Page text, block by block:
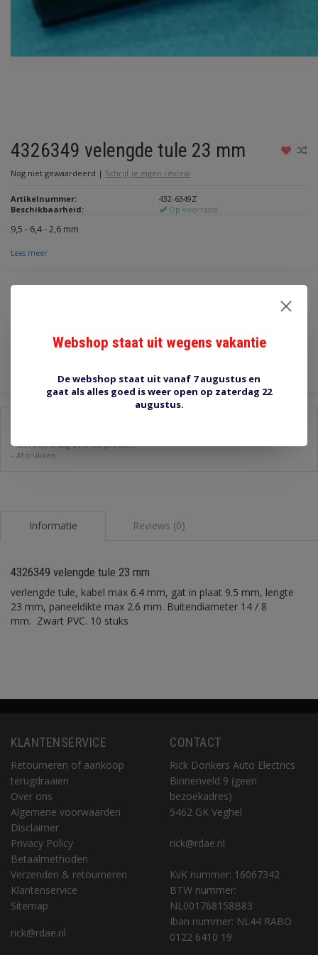
4326349 velengde tule 23 mm
Nog niet gewaardeerd | Schrijf je eigen review
Artikelnummer:
432-6349Z
Beschikbaarheid:
Op voorraad
9,5 - 6,4 - 2,6 mm
Lees meer
€4,00
Toevoegen aan winkelwagen
-Stel een vraag over dit product
- Afdrukken
Informatie Reviews (0)
4326349 velengde tule 23 mm
verlengde tule, kabel max 6.4 mm, gat in plaat 9.5 mm, lengte
23 mm, paneeldikte max 2.6 mm. Buitendiameter 14 / 8
mm. Zwart PVC. 10 stuks
KLANTENSERVICE
Retourneren of aankoop
terugdraaien
Over ons
Algemene voorwaarden
Disclaimer
Privacy Policy
Betaalmethoden
Verzenden & retourneren
Klantenservice
Sitemap
rick@rdae.nl
CONTACT
Rick Donkers Auto Electrics
Binnenveld 9 (geen
bezoekadres)
5462 GK Veghel
rick@rdae.nl
KvK nummer: 16067342
BTW nummer:
NL001768158B83
Iban nummer: NL44 RABO
0122 6410 19
Webshop staat uit wegens vakantie
De webshop staat uit vanaf 7 augustus en
gaat als alles goed is weer open op zaterdag 22
augustus.